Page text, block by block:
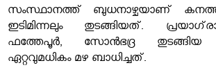
സംസ്ഥാനത്ത് ബുധനാഴ്ചയാണ് കനത്ത
ഇടിമിന്നലും തുടങ്ങിയത്.
ഫത്തേപൂർ, സോൻഭദ്ര തുടങ്ങിയ
ഏറ്റവുമധികം മഴ ബാധിച്ചത്.